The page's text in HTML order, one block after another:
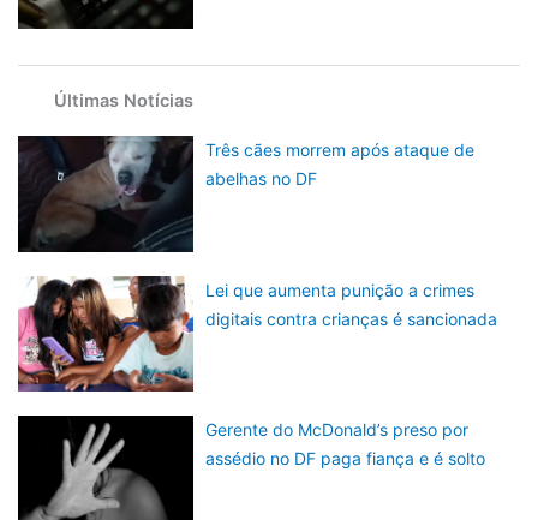
Últimas Notícias
Três cães morrem após ataque de
abelhas no DF
Lei que aumenta punição a crimes
digitais contra crianças é sancionada
Gerente do McDonald’s preso por
assédio no DF paga fiança e é solto